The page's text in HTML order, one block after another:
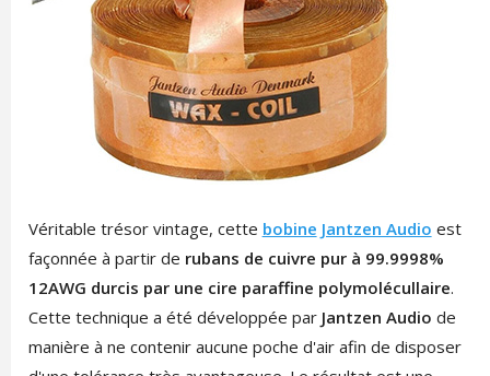
Véritable trésor vintage, cette bobine Jantzen Audio est
façonnée à partir de rubans de cuivre pur à 99.9998%
12AWG durcis par une cire paraffine polymolécullaire.
Cette technique a été développée parJantzen Audio de
manière à ne contenir aucune poche d'air afin de disposer